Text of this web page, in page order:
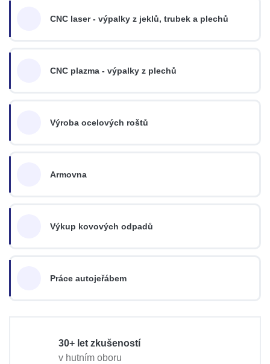
CNC laser - výpalky z jeklů, trubek a plechů
CNC plazma - výpalky z plechů
Výroba ocelových roštů
Armovna
Výkup kovových odpadů
Práce autojeřábem
30+ let zkušeností
v hutním oboru